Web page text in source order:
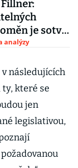
je sotva
analýzy
následujících
ty, které se
jen
legislativou,